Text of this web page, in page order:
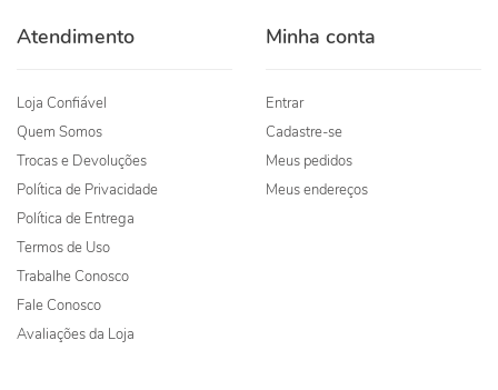
Atendimento
Loja Confiável
Quem Somos
Trocas e Devoluções
Política de Privacidade
Política de Entrega
Termos de Uso
Trabalhe Conosco
Fale Conosco
Avaliações da Loja
Minha conta
Entrar
Cadastre-se
Meus pedidos
Meus endereços